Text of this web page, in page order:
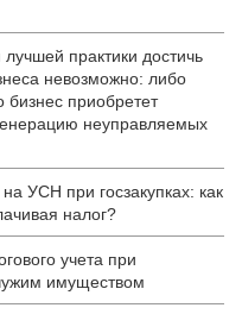
практики достичь
невозможно: либо
бизнес приобретет
неуправляемых
УСН при госзакупках: как
налог?
учета при
имуществом